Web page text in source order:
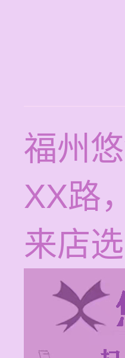
福州
XX路
来店